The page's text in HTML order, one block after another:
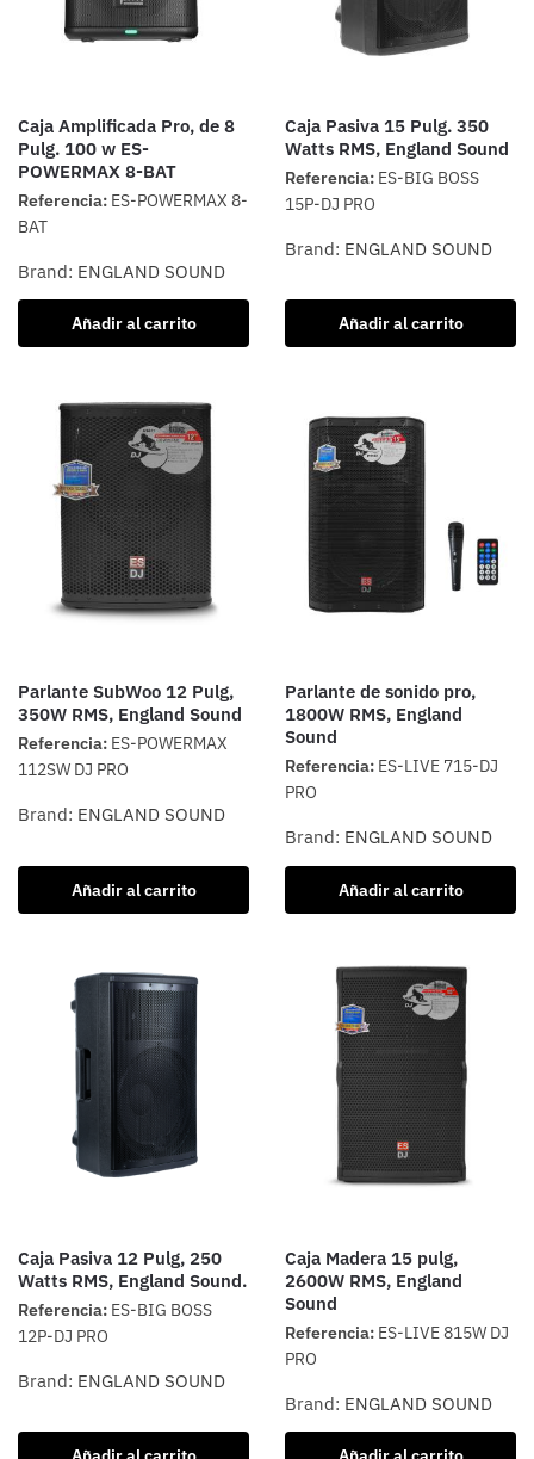
Caja Amplificada Pro, de 8
Pulg. 100 w ES-
POWERMAX 8-BAT
Referencia: ES-POWERMAX 8-
BAT
Brand: ENGLAND SOUND
Añadir al carrito
Caja Pasiva 15 Pulg. 350
Watts RMS, England Sound
Referencia: ES-BIG BOSS
15P-DJ PRO
Brand: ENGLAND SOUND
Añadir al carrito
Parlante SubWoo 12 Pulg,
350W RMS, England Sound
Referencia: ES-POWERMAX
112SW DJ PRO
Brand: ENGLAND SOUND
Añadir al carrito
Parlante de sonido pro,
1800W RMS, England
Sound
Referencia: ES-LIVE 715-DJ
PRO
Brand: ENGLAND SOUND
Añadir al carrito
Caja Pasiva 12 Pulg, 250
Watts RMS, England Sound.
Referencia: ES-BIG BOSS
12P-DJ PRO
Brand: ENGLAND SOUND
Caja Madera 15 pulg,
2600W RMS, England
Sound
Referencia: ES-LIVE 815W DJ
PRO
Brand: ENGLAND SOUND